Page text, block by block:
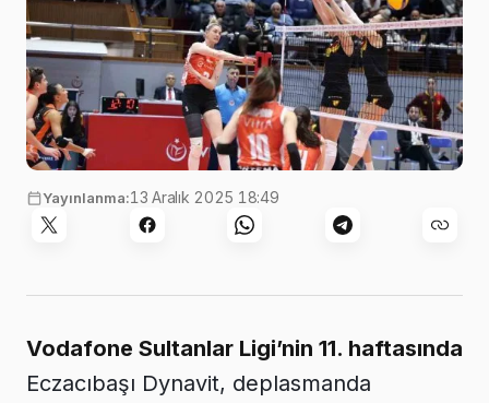
Yayınlanma:13 Aralık 2025 18:49
Vodafone Sultanlar Ligi’nin 11. haftasında
Eczacıbaşı Dynavit, deplasmanda